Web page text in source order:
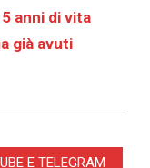
anni di vita
già avuti
E TELEGRAM